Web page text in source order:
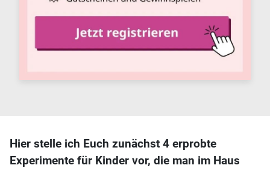
Hier stelle ich Euch zunächst 4 erprobte
Experimente für Kinder vor, die man im Haus